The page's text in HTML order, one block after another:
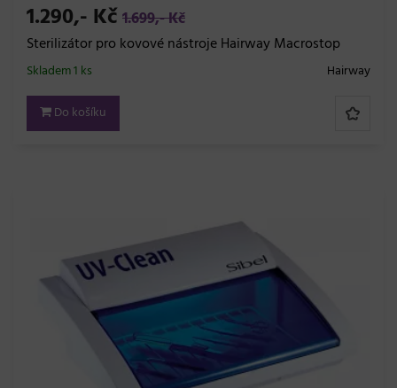
1.290,- Kč 1.699,- Kč
Sterilizátor pro kovové nástroje Hairway Macrostop
Hairway
Skladem 1 ks
Do košíku